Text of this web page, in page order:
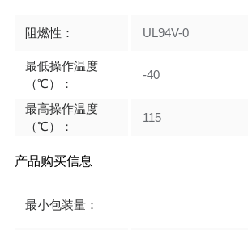
阻燃性： UL94V-0
最低操作温度
（℃）：
-40
最高操作温度
（℃）：
115
产品购买信息
最小包装量：